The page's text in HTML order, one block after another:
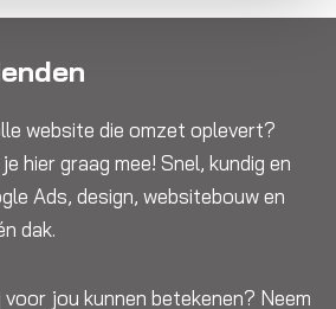
website die omzet oplevert?
hier graag mee! Snel, kundig en
Ads, design, websitebouw en
dak.
jou kunnen betekenen? Neem